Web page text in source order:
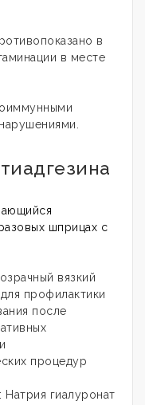
в
в месте
шприцах с
вязкий
профилактики
после
процедур
Натрия гиалуронат